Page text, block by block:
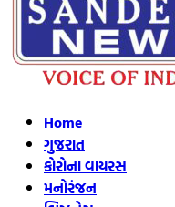
Home
ગુજરાત
કોરોના વાયરસ
મનોરંજન